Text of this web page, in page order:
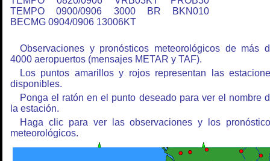
TEMPO 0900/0906 3000 BR BKN010
BECMG 0904/0906 13006KT
Observaciones y pronósticos meteorológicos de más
4000 aeropuertos (mensajes METAR y TAF).
Los puntos amarillos y rojos representan las
disponibles.
Ponga el ratón en el punto deseado para ver el nombre
la estación.
Haga clic para ver las observaciones y los
meteorológicos.